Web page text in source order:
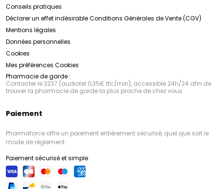
Conseils pratiques
Déclarer un effet indésirableConditions Générales de Vente (CGV)
Mentions légales
Données personnelles
Cookies
Mes préférences Cookies
Pharmacie de garde :
Contacter le 3237 (audiotel 0,35€ ttc/min), accessible 24h/24 afin de
trouver la pharmacie de garde la plus proche de chez vous
Paiement
Pharmaforce offre un paiement entièrement sécurisé, quel que soit le
mode de règlement
Paiement sécurisé et simple